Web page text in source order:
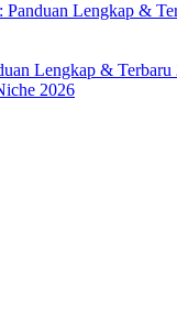
Lengkap &
Lengkap & Terbaru
2026